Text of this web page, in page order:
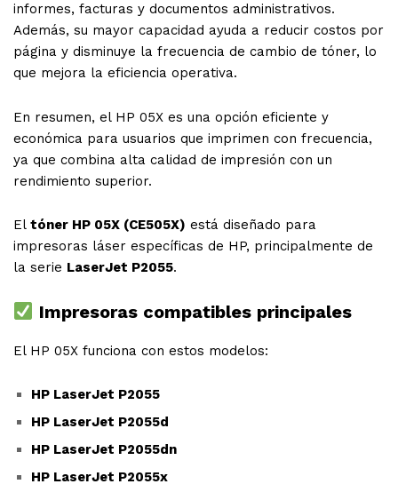
informes, facturas y documentos administrativos.
Además, su mayor capacidad ayuda a reducir costos por
página y disminuye la frecuencia de cambio de tóner, lo
que mejora la eficiencia operativa.
En resumen, el HP 05X es una opción eficiente y
económica para usuarios que imprimen con frecuencia,
ya que combina alta calidad de impresión con un
rendimiento superior.
El tóner HP 05X (CE505X) está diseñado para
impresoras láser específicas de HP, principalmente de
la serie LaserJet P2055.
Impresoras compatibles principales
El HP 05X funciona con estos modelos:
HP LaserJet P2055
HP LaserJet P2055d
HP LaserJet P2055dn
HP LaserJet P2055x